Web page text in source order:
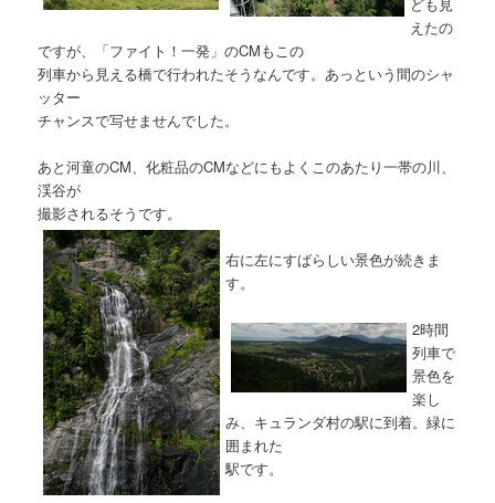
えたの
ですが、「ファイト！一発」のCMもこの
列車から見える橋で行われたそうなんです。あっという間のシャ
ッター
チャンスで写せませんでした。
あと河童のCM、化粧品のCMなどにもよくこのあたり一帯の川、
渓谷が
撮影されるそうです。
右に左にすばらしい景色が続きま
す。
2時間
列車で
景色を
楽し
み、キュランダ村の駅に到着。緑に
囲まれた
駅です。